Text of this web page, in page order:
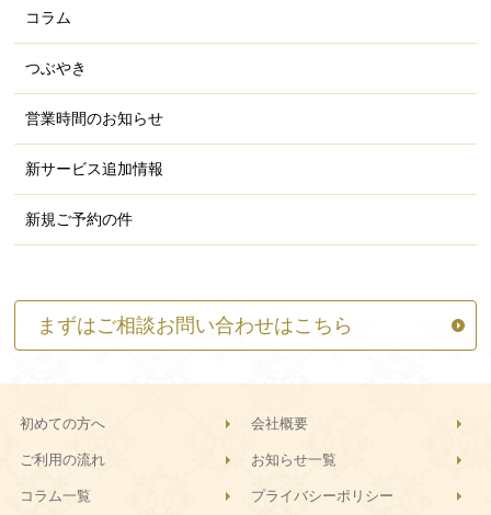
コラム
つぶやき
営業時間のお知らせ
新サービス追加情報
新規ご予約の件
まずはご相談お問い合わせはこちら
初めての方へ 会社概要
ご利用の流れ お知らせ一覧
コラム一覧 プライバシーポリシー